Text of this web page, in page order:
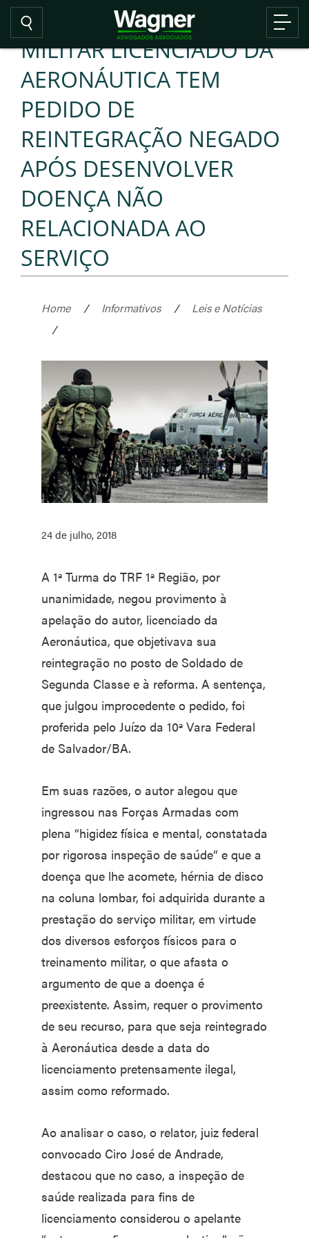
MILITAR LICENCIADO DA
AERONÁUTICA TEM
PEDIDO DE
REINTEGRAÇÃO NEGADO
APÓS DESENVOLVER
DOENÇA NÃO
RELACIONADA AO
SERVIÇO
Home / Informativos /
Leis e Notícias
/
24 de julho, 2018
A 1ª Turma do TRF 1ª Região, por
unanimidade, negou provimento à
apelação do autor, licenciado da
Aeronáutica, que objetivava sua
reintegração no posto de Soldado de
Segunda Classe e à reforma. A sentença,
que julgou improcedente o pedido, foi
proferida pelo Juízo da 10ª Vara Federal
de Salvador/BA.
Em suas razões, o autor alegou que
ingressou nas Forças Armadas com
plena “higidez física e mental, constatada
por rigorosa inspeção de saúde” e que a
doença que lhe acomete, hérnia de disco
na coluna lombar, foi adquirida durante a
prestação do serviço militar, em virtude
dos diversos esforços físicos para o
treinamento militar, o que afasta o
argumento de que a doença é
preexistente. Assim, requer o provimento
de seu recurso, para que seja reintegrado
à Aeronáutica desde a data do
licenciamento pretensamente ilegal,
assim como reformado.
Ao analisar o caso, o relator, juiz federal
convocado Ciro José de Andrade,
destacou que no caso, a inspeção de
saúde realizada para fins de
licenciamento considerou o apelante